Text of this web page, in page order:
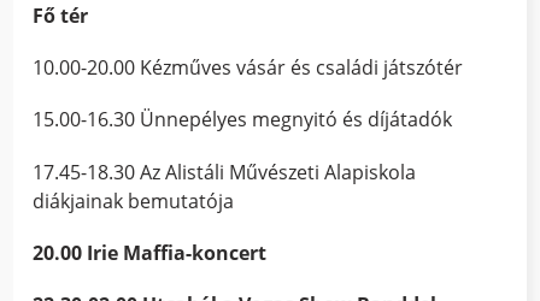
Fő tér
10.00-20.00 Kézműves vásár és családi játszótér
15.00-16.30 Ünnepélyes megnyitó és díjátadók
17.45-18.30 Az Alistáli Művészeti Alapiskola
diákjainak bemutatója
20.00 Irie Maffia-koncert